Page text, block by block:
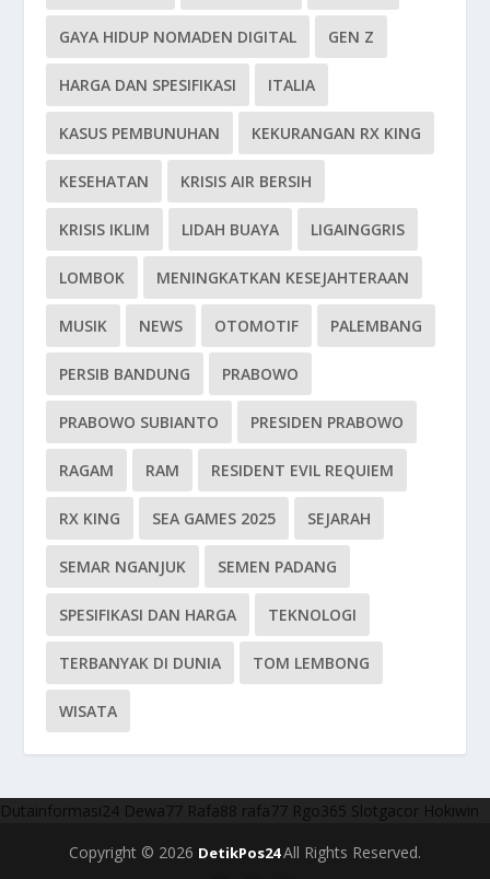
GAYA HIDUP NOMADEN DIGITAL GEN Z
HARGA DAN SPESIFIKASI ITALIA
KASUS PEMBUNUHAN KEKURANGAN RX KING
KESEHATAN KRISIS AIR BERSIH
KRISIS IKLIM LIDAH BUAYA LIGAINGGRIS
LOMBOK MENINGKATKAN KESEJAHTERAAN
MUSIK NEWS OTOMOTIF PALEMBANG
PERSIB BANDUNG PRABOWO
PRABOWO SUBIANTO PRESIDEN PRABOWO
RAGAM RAM RESIDENT EVIL REQUIEM
RX KING SEA GAMES 2025 SEJARAH
SEMAR NGANJUK SEMEN PADANG
SPESIFIKASI DAN HARGA TEKNOLOGI
TERBANYAK DI DUNIA TOM LEMBONG
WISATA
Dutainformasi24 Dewa77 Rafa88 rafa77 Rgo365 Slotgacor Hokiwin
Copyright © 2026 DetikPos24All Rights Reserved.